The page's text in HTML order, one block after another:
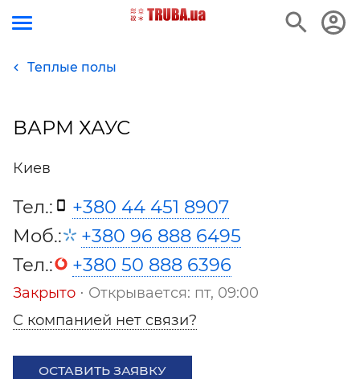
Теплые полы
ВАРМ ХАУС
Киев
Тел.:
+380 44 451 8907
Моб.:
+380 96 888 6495
Тел.:
+380 50 888 6396
Закрыто ⋅ Открывается: пт, 09:00
С компанией нет связи?
ОСТАВИТЬ ЗАЯВКУ